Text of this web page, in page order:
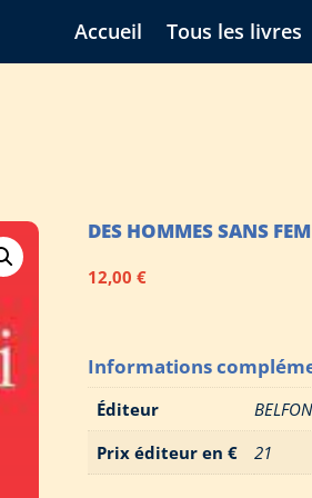
Accueil Tous les livres
DES HOMMES SANS
12,00€
Informations
Éditeur
Prix éditeur en €
21